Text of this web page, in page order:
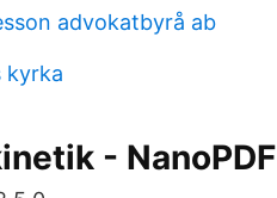
advokatbyrå ab
kyrka
- NanoPDF